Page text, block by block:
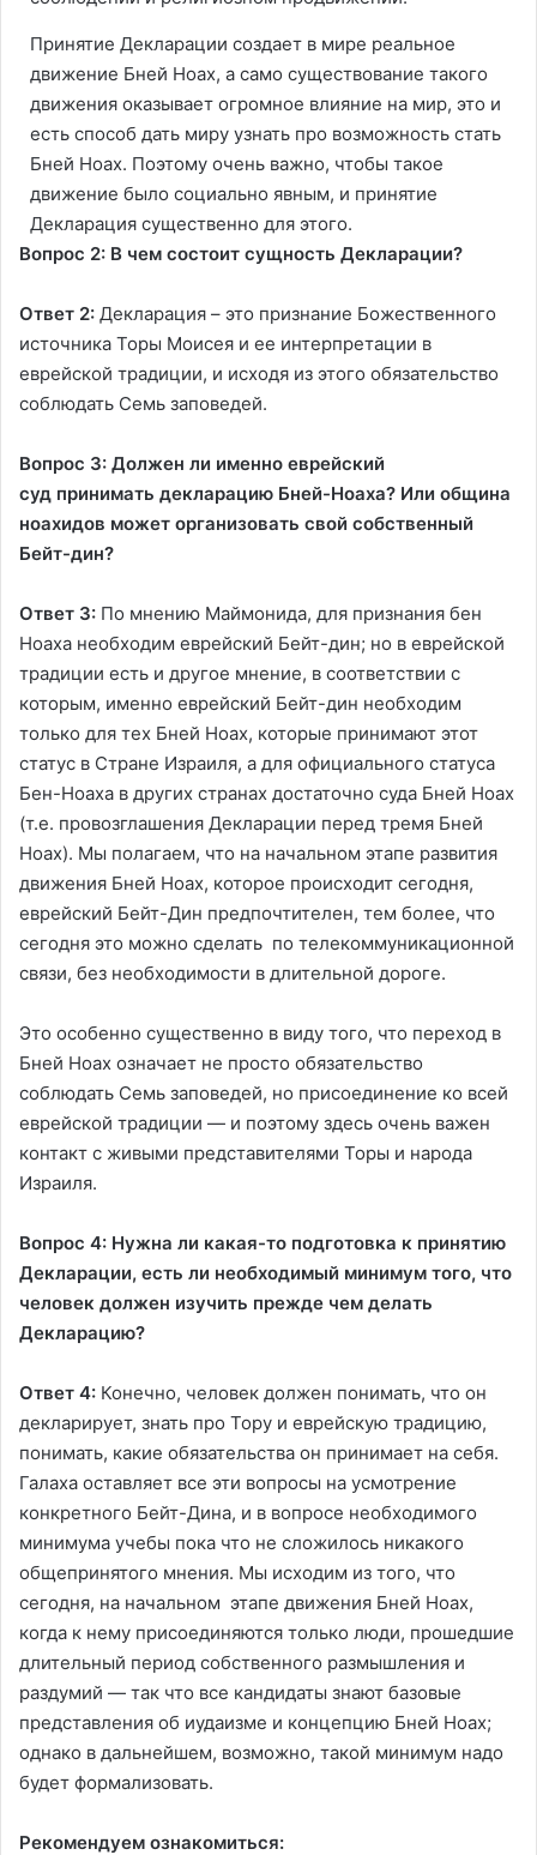
Принятие Декларации создает в мире реальное
движение Бней Ноах, а само существование такого
движения оказывает огромное влияние на мир, это и
есть способ дать миру узнать про возможность стать
Бней Ноах. Поэтому очень важно, чтобы такое
движение было социально явным, и принятие
Декларация существенно для этого.
Вопрос 2: В чем состоит сущность Декларации?
Ответ 2: Декларация – это признание Божественного
источника Торы Моисея и ее интерпретации в
еврейской традиции, и исходя из этого обязательство
соблюдать Семь заповедей.
Вопрос 3: Должен ли именно еврейский
суд приниматьдекларацию Бней-Ноаха? Или община
ноахидов может организовать свой собственный
Бейт-дин?
Ответ 3: По мнению Маймонида, для признания бен
Ноаха необходим еврейский Бейт-дин; но в еврейской
традиции есть и другое мнение, в соответствии с
которым, именно еврейский Бейт-дин необходим
только для тех Бней Ноах, которые принимают этот
статус в Стране Израиля, а для официального статуса
Бен-Ноаха в других странах достаточно суда Бней Ноах
(т.е. провозглашения Декларации перед тремя Бней
Ноах). Мы полагаем, что на начальном этапе развития
движения Бней Ноах, которое происходит сегодня,
еврейский Бейт-Дин предпочтителен, тем более, что
сегодня это можно сделать по телекоммуникационной
связи, без необходимости в длительной дороге.
Это особенно существенно в виду того, что переход в
Бней Ноах означает не просто обязательство
соблюдать Семь заповедей, но присоединение ко всей
еврейской традиции — и поэтому здесь очень важен
контакт с живыми представителями Торы и народа
Израиля.
Вопрос 4: Нужна ли какая-то подготовка к принятию
Декларации, есть ли необходимый минимум того, что
человек должен изучить прежде чем делать
Декларацию?
Ответ 4: Конечно, человек должен понимать, что он
декларирует, знать про Тору и еврейскую традицию,
понимать, какие обязательства он принимает на себя.
Галаха оставляет все эти вопросы на усмотрение
конкретного Бейт-Дина, и в вопросе необходимого
минимума учебы пока что не сложилось никакого
общепринятого мнения. Мы исходим из того, что
сегодня, на начальном этапе движения Бней Ноах,
когда к нему присоединяются только люди, прошедшие
длительный период собственного размышления и
раздумий — так что все кандидаты знают базовые
представления об иудаизме и концепцию Бней Ноах;
однако в дальнейшем, возможно, такой минимум надо
будет формализовать.
Рекомендуем ознакомиться: